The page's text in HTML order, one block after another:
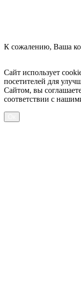
К сожалению, Ваша
Сайт использует
посетителей для
Сайтом, вы
соответствии с